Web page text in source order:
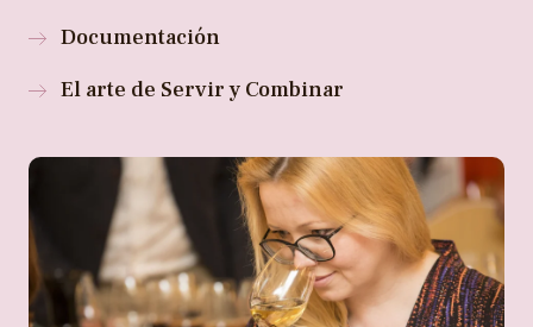
Documentación
El arte de Servir y Combinar